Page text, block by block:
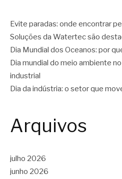
Evite paradas: onde encontrar
Soluções da Watertec são
Dia Mundial dos Oceanos: por
Dia mundial do meio ambiente
industrial
Dia da indústria: o setor que
Arquivos
julho 2026
junho 2026